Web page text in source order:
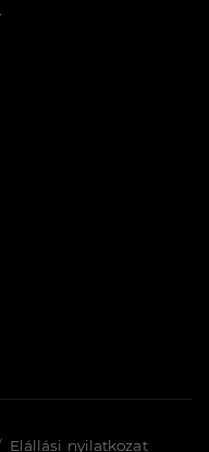
Elállási nyilatkozat